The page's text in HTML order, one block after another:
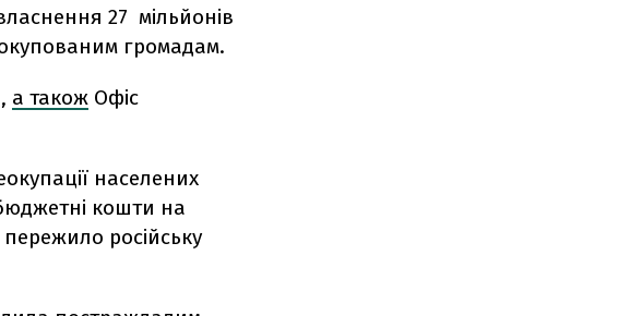
27 мільйонів
громадам.
а також Офіс
населених
кошти на
російську